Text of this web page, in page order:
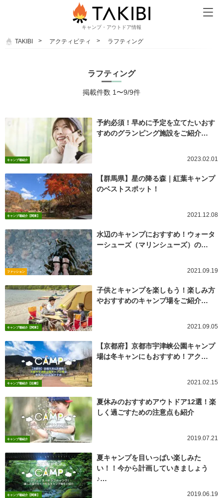
キャンプ・アウトドア情報
TAKIBI アクティビティ ラフティング
ラフティング
掲載件数 1〜9/9件
キャンプ場紹介
予約必須！早めに予定を立てたいおす
すめのグランピング施設をご紹介…
2023.02.01
キャンプ場紹介【関東】
【群馬県】星の降る森｜紅葉キャンプ
のベストスポット！
2021.12.08
ファッション
水辺のキャンプにおすすめ！ウォータ
ーシューズ（マリンシューズ）の…
2021.09.19
キャンプ場紹介【関東】
子供とキャンプを楽しもう！楽しみ方
やおすすめのキャンプ場をご紹介…
2021.09.05
キャンプ場紹介【近畿】
【京都府】京都市宇津峡公園キャンプ
場は冬キャンにもおすすめ！アク…
2021.02.15
キャンプ場紹介
夏休みのおすすめアウトドア12選！楽
しく過ごすための注意点も紹介
2019.07.21
キャンプ場紹介【関東】
夏キャンプを目いっぱい楽しみた
い！！今から計画していきましょう
♪…
2019.06.19